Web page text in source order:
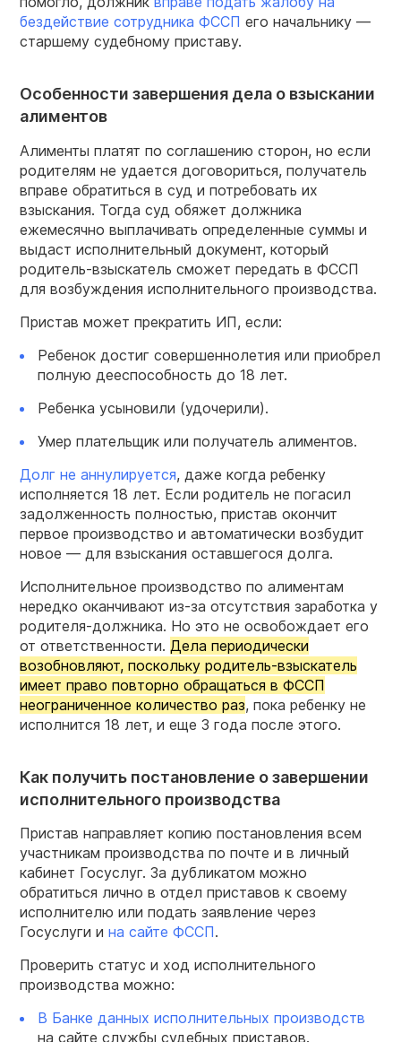
бездействие сотрудника ФССП его начальнику —
старшему судебному приставу.
Особенности завершения дела о взыскании
алиментов
Алименты платят по соглашению сторон, но если
родителям не удается договориться, получатель
вправе обратиться в суд и потребовать их
взыскания. Тогда суд обяжет должника
ежемесячно выплачивать определенные суммы и
выдаст исполнительный документ, который
родитель-взыскатель сможет передать в ФССП
для возбуждения исполнительного производства.
Пристав может прекратить ИП, если:
Ребенок достиг совершеннолетия или приобрел
полную дееспособность до 18 лет.
Ребенка усыновили (удочерили).
Умер плательщик или получатель алиментов.
Долг не аннулируется, даже когда ребенку
исполняется 18 лет. Если родитель не погасил
задолженность полностью, пристав окончит
первое производство и автоматически возбудит
новое — для взыскания оставшегося долга.
Исполнительное производство по алиментам
нередко оканчивают из-за отсутствия заработка у
родителя-должника. Но это не освобождает его
от ответственности. Дела периодически
возобновляют, поскольку родитель-взыскатель
имеет право повторно обращаться в ФССП
неограниченное количество раз, пока ребенку не
исполнится 18 лет, и еще 3 года после этого.
Как получить постановление о завершении
исполнительного производства
Пристав направляет копию постановления всем
участникам производства по почте и в личный
кабинет Госуслуг. За дубликатом можно
обратиться лично в отдел приставов к своему
исполнителю или подать заявление через
Госуслуги и на сайте ФССП.
Проверить статус и ход исполнительного
производства можно:
В Банке данных исполнительных производств
на сайте службы судебных приставов.